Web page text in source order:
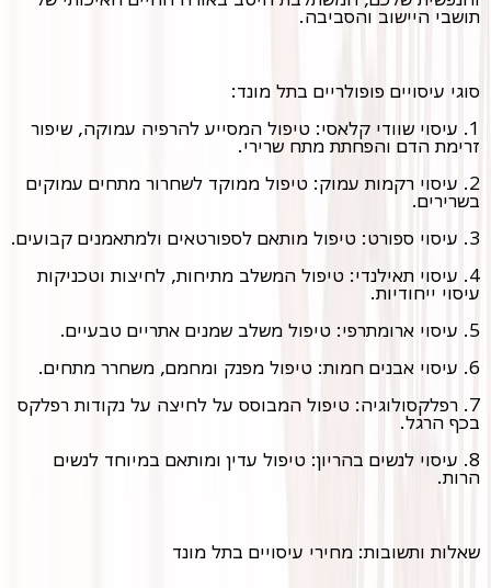
תושבי היישוב והסביבה.
סוגי עיסויים פופולריים בתל מונד:
1. עיסוי שוודי קלאסי: טיפול המסייע להרפיה עמוקה, שיפור
זרימת הדם והפחתת מתח שרירי.
2. עיסוי רקמות עמוק: טיפול ממוקד לשחרור מתחים עמוקים
בשרירים.
3. עיסוי ספורט: טיפול מותאם לספורטאים ולמתאמנים קבועים.
4. עיסוי תאילנדי: טיפול המשלב מתיחות, לחיצות וטכניקות
עיסוי ייחודיות.
5. עיסוי ארומתרפי: טיפול משלב שמנים אתריים טבעיים.
6. עיסוי אבנים חמות: טיפול מפנק ומחמם, משחרר מתחים.
7. רפלקסולוגיה: טיפול המבוסס על לחיצה על נקודות רפלקס
בכף הרגל.
8. עיסוי לנשים בהריון: טיפול עדין ומותאם במיוחד לנשים
הרות.
שאלות ותשובות: מחירי עיסויים בתל מונד